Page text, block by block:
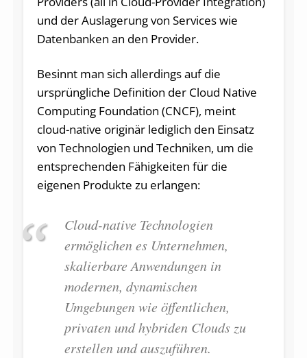
und der Auslagerung von Services wie
Datenbanken an den Provider.
Besinnt man sich allerdings auf die
ursprüngliche Definition der Cloud Native
Computing Foundation (CNCF), meint
cloud-native originär lediglich den Einsatz
von Technologien und Techniken, um die
entsprechenden Fähigkeiten für die
eigenen Produkte zu erlangen:
Cloud-native Technologien
ermöglichen es Unternehmen,
skalierbare Anwendungen in
modernen, dynamischen
Umgebungen wie öffentlichen,
privaten und hybriden Clouds zu
erstellen und auszuführen.